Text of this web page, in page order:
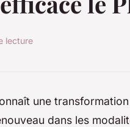
lecture
une
dans les